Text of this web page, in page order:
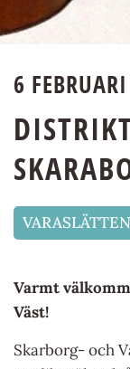
6 FEBRUARI
Varmt
Väst!
Skarborg- och